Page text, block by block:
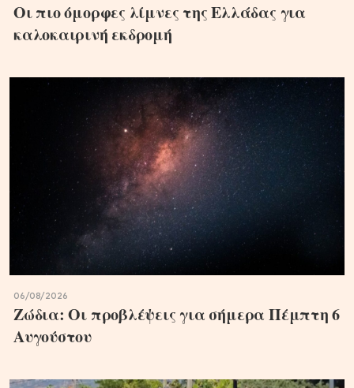
Οι πιο όμορφες λίμνες της Ελλάδας για
καλοκαιρινή εκδρομή
06/08/2026
Ζώδια: Οι προβλέψεις για σήμερα Πέμπτη 6
Aυγούστου